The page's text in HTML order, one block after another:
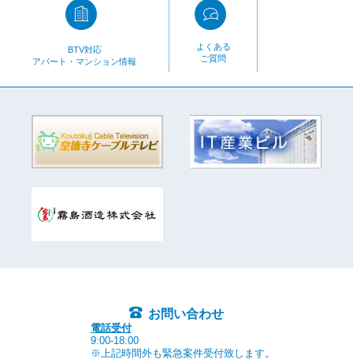
BTV対応
アパート・マンション情報
よくある
ご質問
お問い合わせ
電話受付
9:00-18:00
※上記時間外も緊急案件受付致します。